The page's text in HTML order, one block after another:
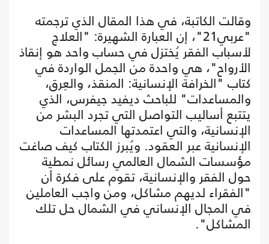
وقالت الكاتبة، في هذا المقال الذي ترجمته
"عربي21"، إن العبارة الشهيرة: "العلاج
لأسباب الفقر يُختزل في حساب واحد هو إنقاذ
الأرواح"، هي واحدة من الجمل الواردة في
كتاب "الخرافة الإنسانية: المنقذ، والعِرق،
والمساعدات" للباحث ديفيد جيفرس، الذي
يتتبع أساليب التواصل التي تجرد البشر من
الإنسانية، والتي اعتمدتها المساعدات
الإنسانية عبر العقود. ويُبرز الكتاب كيف صاغت
مؤسسات الشمال العالمي رسائل نمطية
حول الفقر والإنسانية، تقوم على فكرة أن
"الفقراء لديهم مشاكل، ومن واجب العاملين
في المجال الإنساني في الشمال حل تلك
المشاكل".